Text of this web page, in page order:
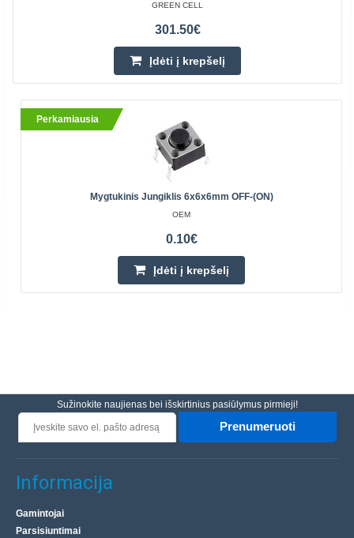
GREEN CELL
301.50€
Įdėti į krepšelį
Perkamiausia
Mygtukinis Jungiklis 6x6x6mm OFF-(ON)
OEM
0.10€
Įdėti į krepšelį
Sužinokite naujienas bei išskirtinius pasiūlymus pirmieji!
Prenumeruoti
Informacija
Gamintojai
Parsisiuntimai